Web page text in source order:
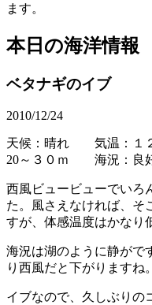
ます。
本日の海洋情報
ベタナギのイブ
2010/12/24
天候：晴れ 気温：
20～３０ｍ 海況：良
西風ビュービューでいろ
た。風さえなければ、そ
すが、体感温度はかなり
海況は湖のように静がで
り西風だと下がりますね。
イブなので、久しぶりの